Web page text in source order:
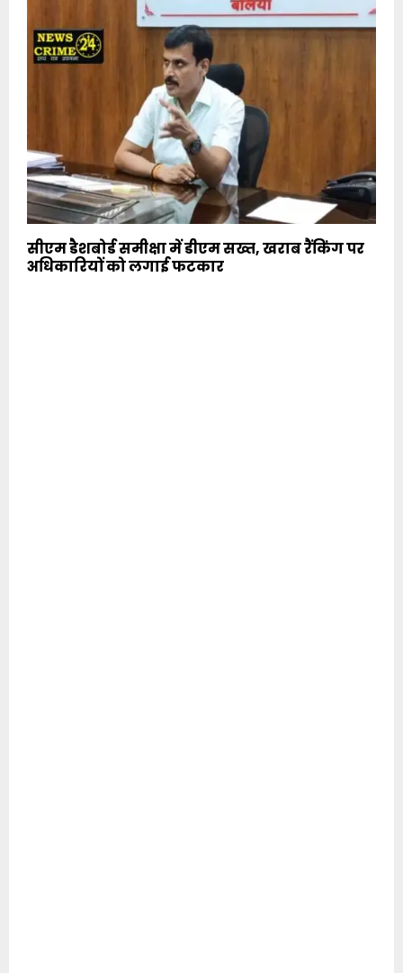
सीएम डैशबोर्ड समीक्षा में डीएम सख्त, खराब रैंकिंग पर
अधिकारियों को लगाई फटकार